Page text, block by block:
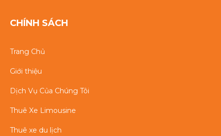
CHÍNH SÁCH
Trang Chủ
Giới thiệu
Dịch Vụ Của Chúng Tôi
Thuê Xe Limousine
Thuê xe du lịch